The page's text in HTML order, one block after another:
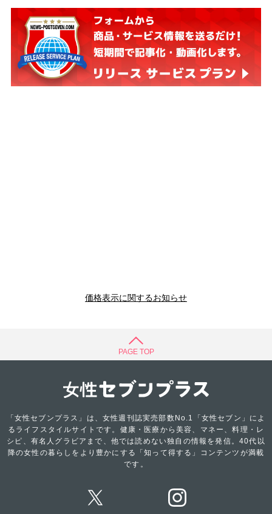
価格表示に関するお知らせ
PAGE TOP
「女性セブンプラス」は、女性週刊誌実売部数No.1「女性セブン」によ
るライフスタイルサイトです。健康・医療から美容、マネー、料理・レ
シピ、有名人グラビアまで、他では読めない独自の情報を発信。40代以
降の女性の暮らしをより豊かにする「知って得する」コンテンツが満載
です。